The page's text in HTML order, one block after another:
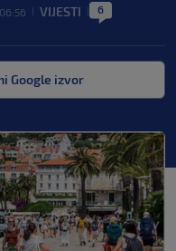
VIJESTI 6
Google izvor